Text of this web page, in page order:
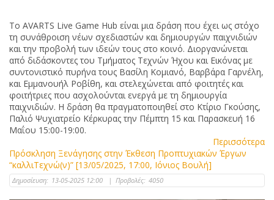
Tο AVARTS Live Game Hub είναι μια δράση που έχει ως στόχο
τη συνάθροιση νέων σχεδιαστών και δημιουργών παιχνιδιών
και την προβολή των ιδεών τους στο κοινό. Διοργανώνεται
από διδάσκοντες του Τμήματος Τεχνών Ήχου και Εικόνας με
συντονιστικό πυρήνα τους Βασίλη Κομιανό, Βαρβάρα Γαρνέλη,
και Εμμανουήλ Ροβίθη, και στελεχώνεται από φοιτητές και
φοιτήτριες που ασχολούνται ενεργά με τη δημιουργία
παιχνιδιών. Η δράση θα πραγματοποιηθεί στο Κτίριο Γκούσης,
Παλιό Ψυχιατρείο Κέρκυρας την Πέμπτη 15 και Παρασκευή 16
Μαΐου 15:00-19:00.
Περισσότερα
Πρόσκληση Ξενάγησης στην Έκθεση Προπτυχιακών Έργων
“καλλιΤεχνώ(ν)” [13/05/2025, 17:00, Ιόνιος Βουλή]
Δημοσίευση: 13-05-2025 12:00 | Προβολές: 4050